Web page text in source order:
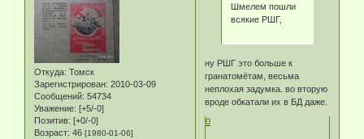
Откуда: Томск
Зарегистрирован: 2010-03-09
Сообщений: 54734
Уважение: [+5/-0]
Позитив: [+0/-0]
Возраст: 46 [1980-01-06]
Шмелем пошли
всякие РШГ,
ну РШГ это больше к
гранатомётам, весьма
неплохая задумка. во вторую
вроде обкатали их в БД даже.
0